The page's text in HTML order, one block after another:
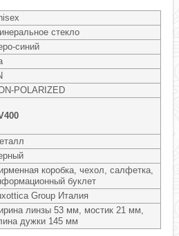
стекло
синий
POLARIZED
коробка, чехол, салфетка,
буклет
Group Италия
линзы 53 мм, мостик 21 мм,
дужки 145 мм